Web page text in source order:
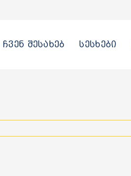
ჩვენ შესახებ სესხები